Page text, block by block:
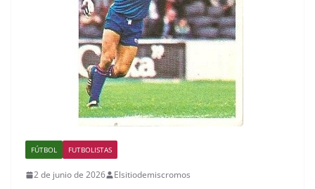
FÚTBOL FUTBOLISTAS
2 de junio de 2026 Elsitiodemiscromos